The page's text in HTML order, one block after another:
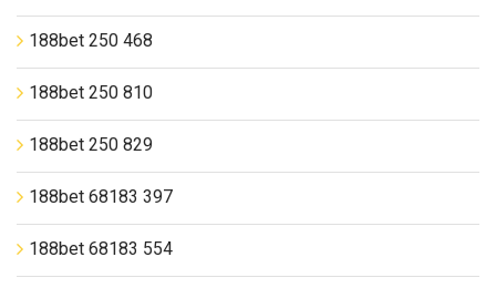
188bet 250 468
188bet 250 810
188bet 250 829
188bet 68183 397
188bet 68183 554